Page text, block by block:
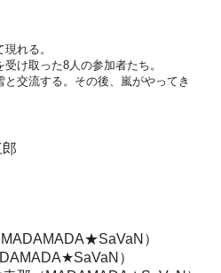
れる。
け取った8人の参加者たち。
交流する。その後、 嵐がやってき
）
）